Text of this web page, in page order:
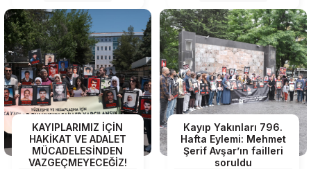
KAYIPLARIMIZ İÇİN
HAKİKAT VE ADALET
MÜCADELESİNDEN
VAZGEÇMEYECEĞİZ!
Kayıp Yakınları 796.
Hafta Eylemi: Mehmet
Şerif Avşar’ın failleri
soruldu